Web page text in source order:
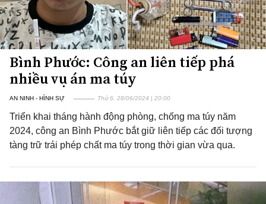
Bình Phước: Công an liên tiếp phá
nhiều vụ án ma túy
AN NINH - HÌNH SỰ Thứ 6, 28/06/2024 | 20:00
Triển khai tháng hành động phòng, chống ma túy năm
2024, công an Bình Phước bắt giữ liên tiếp các đối tượng
tàng trữ trái phép chất ma túy trong thời gian vừa qua.